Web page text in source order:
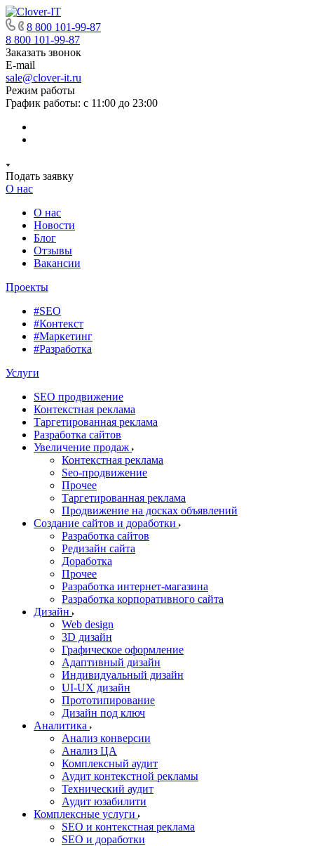
8 800 101-99-87
8 800 101-99-87
Заказать звонок
E-mail
sale@clover-it.ru
Режим работы
График работы: с 11:00 до 23:00
Подать заявку
О нас
О нас
Новости
Блог
Отзывы
Вакансии
Проекты
#SEO
#Контекст
#Маркетинг
#Разработка
Услуги
SEO продвижение
Контекстная реклама
Таргетированная реклама
Разработка сайтов
Увеличение продаж
Контекстная реклама
Seo-продвижение
Прочее
Таргетированная реклама
Продвижение на досках объявлений
Создание сайтов и доработки
Разработка сайтов
Редизайн сайта
Доработка
Прочее
Разработка интернет-магазина
Разработка корпоративного сайта
Дизайн
Web design
3D дизайн
Графическое оформление
Адаптивный дизайн
Индивидуальный дизайн
UI‑UX дизайн
Прототипирование
Дизайн под ключ
Аналитика
Анализ конверсии
Анализ ЦА
Комплексный аудит
Аудит контекстной рекламы
Технический аудит
Аудит юзабилити
Комплексные услуги
SEO и контекстная реклама
SEO и доработки